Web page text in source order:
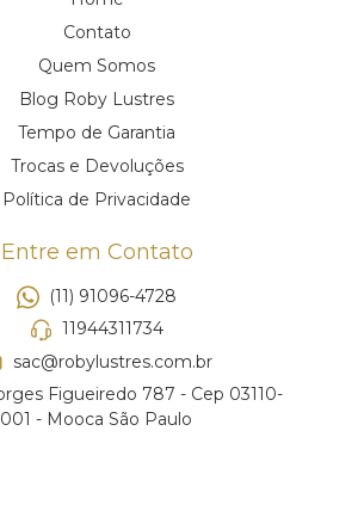
Contato
Quem Somos
Blog Roby Lustres
Tempo de Garantia
Trocas e Devoluções
Política de Privacidade
Entre em Contato
(11) 91096-4728
11944311734
sac@robylustres.com.br
Figueiredo 787 - Cep 03110-
001 - Mooca São Paulo